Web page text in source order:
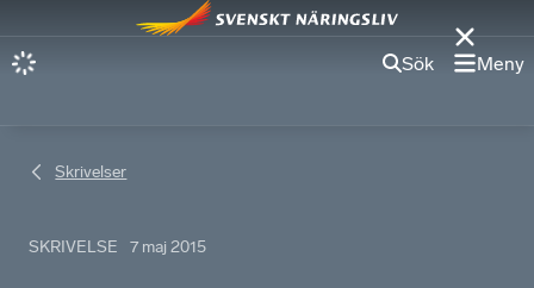
Sök Meny
Skrivelser
SKRIVELSE 7 maj 2015